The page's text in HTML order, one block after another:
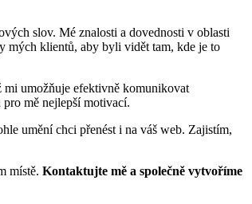
slov. Mé znalosti a dovednosti v oblasti
mých klientů, aby byli vidět tam, kde je to
mi umožňuje efektivně komunikovat
mě nejlepší motivací.
umění chci přenést i na váš web. Zajistím,
místě. Kontaktujte mě a společně vytvoříme